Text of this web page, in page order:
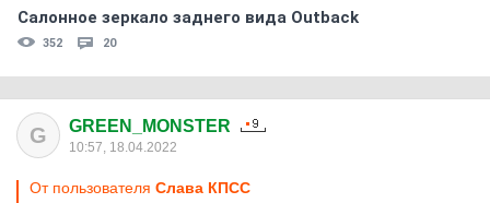
Салонное зеркало заднего вида Outback
352 20
G GREEN_MONSTER
10:57, 18.04.2022
От пользователя Слава КПСС